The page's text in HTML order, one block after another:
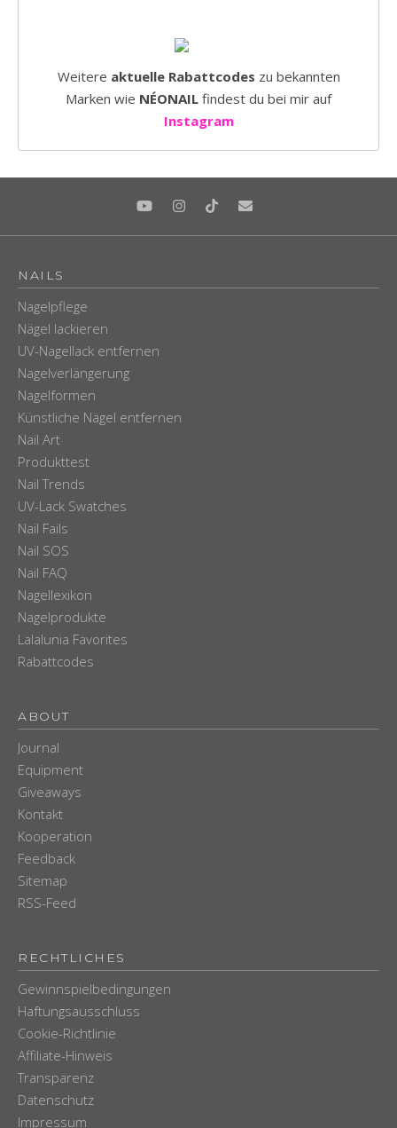
Weitere aktuelle Rabattcodes zu bekannten
Marken wie NÉONAIL findest du bei mir auf
Instagram
NAILS
Nagelpflege
Nägel lackieren
UV-Nagellack entfernen
Nagelverlängerung
Nagelformen
Künstliche Nägel entfernen
Nail Art
Produkttest
Nail Trends
UV-Lack Swatches
Nail Fails
Nail SOS
Nail FAQ
Nagellexikon
Nagelprodukte
Lalalunia Favorites
Rabattcodes
ABOUT
Journal
Equipment
Giveaways
Kontakt
Kooperation
Feedback
Sitemap
RSS-Feed
RECHTLICHES
Gewinnspielbedingungen
Haftungsausschluss
Cookie-Richtlinie
Affiliate-Hinweis
Transparenz
Datenschutz
Impressum